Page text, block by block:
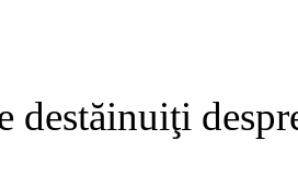
destăinuiţi